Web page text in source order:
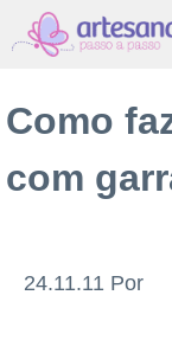
Pular
para
conteúdo
Como
com
24.11.11 Por